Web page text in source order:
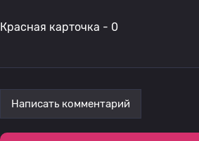
Красная карточка - 0
Написать комментарий